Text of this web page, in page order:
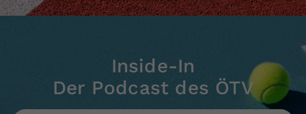
Inside-In
Der Podcast des ÖTV